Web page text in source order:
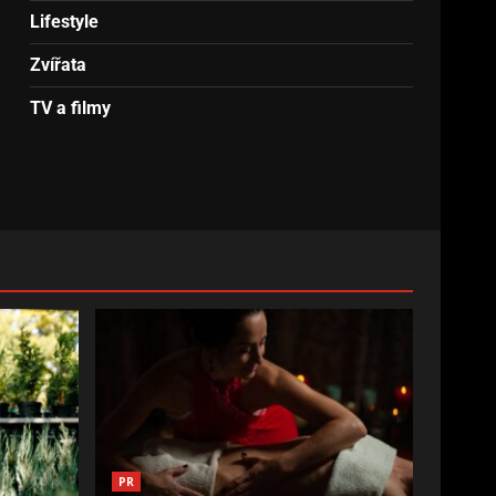
Lifestyle
Zvířata
TV a filmy
PR